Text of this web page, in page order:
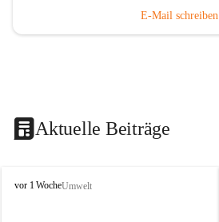
E-Mail schreiben
Aktuelle Beiträge
V
vor 1 WocheUmwelt